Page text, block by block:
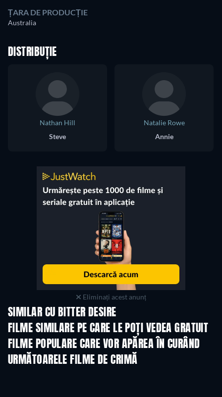
ȚARA DE PRODUCȚIE
Australia
DISTRIBUȚIE
Nathan Hill
Steve
Natalie Rowe
Annie
Eliminați acest anunț
SIMILAR CU BITTER DESIRE
FILME SIMILARE PE CARE LE POȚI VEDEA GRATUIT
FILME POPULARE CARE VOR APĂREA ÎN CURÂND
URMĂTOARELE FILME DE CRIMĂ